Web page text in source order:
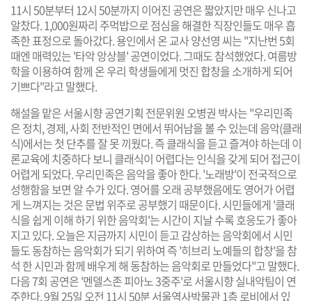
11시 50분부터 12시 50분까지 이어진 공연은 짧았지만 매우 신나고
알찼다. 1,000원짜리 주먹밥으로 점심을 해결한 직장인들도 매우 흡
족한 표정으로 돌아갔다. 용인에서 온 교사 양선영 씨는 "지난번 5회
때엔 매력있는 '타악 앙상블' 공연이었다. 그때도 참석했었다. 여름방
학을 이용하여 함께 온 우리 학생들에게 멋진 합창을 소개하게 되어
기쁘다"라고 말했다.
해설을 맡은 서울시향 공연기획 전문위원 오병권 박사는 "우리민족
은 정치, 경제, 사회 전반적인 면에서 뛰어남을 볼 수 있는데 음악(클래
식)에서는 첫 단추를 잘 못 끼웠다. 즉 클래식을 듣고 즐겨야 하는데 이
론교육에 치중하다 보니 클래식이 어렵다는 인식을 갖게 되어 접근이
어렵게 되었다. 우리민족은 음악을 좋아 한다. '노래방'이 전국적으로
성행함을 보면 알 수가 있다. 영어를 오래 공부했음에도 영어가 어렵
게 느껴지는 것은 문법 위주로 공부했기 때문이다. 시민들에게 '클래
식을 쉽게 이해 하기 위한 음악회'는 시간이 지날 수록 호응도가 좋아
지고 있다. 오늘은 지금까지 시민이 듣고 감상하는 음악회에서 시민
들도 동참하는 음악회가 되기 위하여 즉 '히브리 노예들의 합창'을 참
석 한 시민과 함께 배우게 해 동참하는 음악회로 만들었다"고 말했다.
다음 7회 공연은 '멘델스존 피아노 3중주'로 서울시향 실내악팀이 연
주한다. 9월 25일 오전 11시 50분 서울역사박물관 1층 로비에서 있